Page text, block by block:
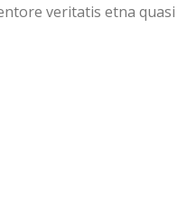
veritatis etna quasi